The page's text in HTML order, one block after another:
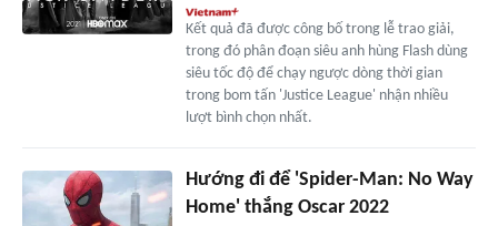
Kết quả đã được công bố trong lễ trao giải,
trong đó phân đoạn siêu anh hùng Flash dùng
siêu tốc độ để chạy ngược dòng thời gian
trong bom tấn 'Justice League' nhận nhiều
lượt bình chọn nhất.
Hướng đi để 'Spider-Man: No Way
Home' thắng Oscar 2022